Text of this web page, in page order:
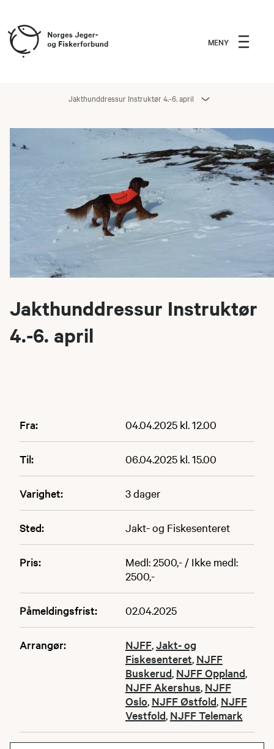
MENY
Jakthunddressur Instruktør 4.-6. april
Jakthunddressur Instruktør
4.-6. april
Fra: 04.04.2025 kl. 12.00
Til: 06.04.2025 kl. 15.00
Varighet: 3 dager
Sted: Jakt- og Fiskesenteret
Pris:
Medl: 2500,- / Ikke medl:
2500,-
Påmeldingsfrist: 02.04.2025
Arrangør: NJFF,Jakt- og
Fiskesenteret, NJFF
Buskerud, NJFF Oppland,
NJFF Akershus, NJFF
Oslo, NJFF Østfold, NJFF
Vestfold, NJFF Telemark